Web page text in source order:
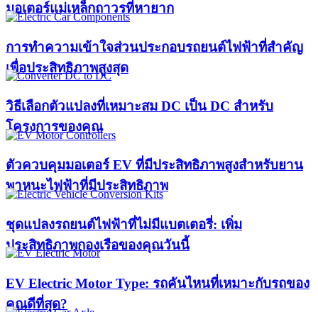
มอเตอร์แม่เหล็กถาวรที่หายาก
การทำความเข้าใจส่วนประกอบรถยนต์ไฟฟ้าที่สำคัญ
เพื่อประสิทธิภาพสูงสุด
วิธีเลือกตัวแปลงที่เหมาะสม DC เป็น DC สำหรับ
โครงการของคุณ
ตัวควบคุมมอเตอร์ EV ที่มีประสิทธิภาพสูงสำหรับยาน
พาหนะไฟฟ้าที่มีประสิทธิภาพ
ชุดแปลงรถยนต์ไฟฟ้าที่ไม่มีแบตเตอรี่: เพิ่ม
ประสิทธิภาพกองเรือของคุณวันนี้
EV Electric Motor Type: รถคันไหนที่เหมาะกับรถของ
คุณดีที่สุด?